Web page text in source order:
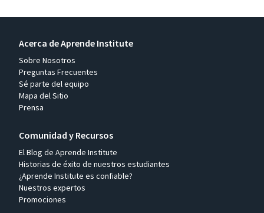
Acerca de Aprende Institute
Sobre Nosotros
Preguntas Frecuentes
Sé parte del equipo
Mapa del Sitio
Prensa
Comunidad y Recursos
El Blog de Aprende Institute
Historias de éxito de nuestros estudiantes
¿Aprende Institute es confiable?
Nuestros expertos
Promociones